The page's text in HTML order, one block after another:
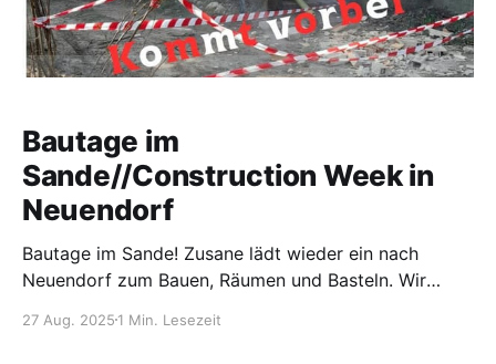
Bautage im
Sande//Construction Week in
Neuendorf
Bautage im Sande! Zusane lädt wieder ein nach
Neuendorf zum Bauen, Räumen und Basteln. Wir
Bekannte. Meldet euch gern hier an. Construction
27 Aug. 2025 1 Min. Lesezeit